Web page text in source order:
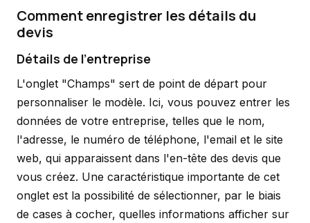
Comment enregistrer les détails du
devis
Détails de l'entreprise
L'onglet "Champs" sert de point de départ pour
personnaliser le modèle. Ici, vous pouvez entrer les
données de votre entreprise, telles que le nom,
l'adresse, le numéro de téléphone, l'email et le site
web, qui apparaissent dans l'en-tête des devis que
vous créez. Une caractéristique importante de cet
onglet est la possibilité de sélectionner, par le biais
de cases à cocher, quelles informations afficher sur